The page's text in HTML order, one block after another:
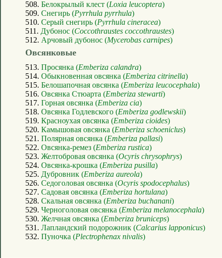
508. Белокрылый клест (Loxia leucoptera)
509. Снегирь (Pyrrhula pyrrhula)
510. Серый снегирь (Pyrrhula cineracea)
511. Дубонос (Coccothraustes coccothraustes)
512. Арчовый дубонос (Mycerobas carnipes)
Овсянковые
513. Просянка (Emberiza calandra)
514. Обыкновенная овсянка (Emberiza citrinella)
515. Белошапочная овсянка (Emberiza leucocephala)
516. Овсянка Стюарта (Emberiza stewarti)
517. Горная овсянка (Emberiza cia)
518. Овсянка Годлевского (Emberiza godlewskii)
519. Красноухая овсянка (Emberiza cioides)
520. Камышовая овсянка (Emberiza schoeniclus)
521. Полярная овсянка (Emberiza pallasi)
522. Овсянка-ремез (Emberiza rustica)
523. Желтобровая овсянка (Ocyris chrysophrys)
524. Овсянка-крошка (Emberiza pusilla)
525. Дубровник (Emberiza aureola)
526. Седоголовая овсянка (Ocyris spodocephalus)
527. Садовая овсянка (Emberiza hortulana)
528. Скальная овсянка (Emberiza buchanani)
529. Черноголовая овсянка (Emberiza melanocephala)
530. Желчная овсянка (Emberiza bruniceps)
531. Лапландский подорожник (Calcarius lapponicus)
532. Пуночка (Plectrophenax nivalis)